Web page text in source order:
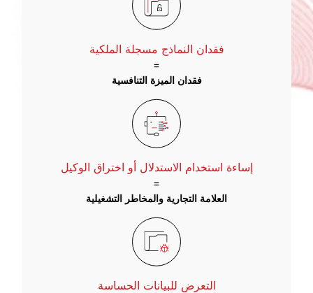
فقدان النماذج مسجلة الملكية
=
فقدان الميزة التنافسية
إساءة استخدام الاستدلال أو اختراق الوكيل
=
العلامة التجارية والمخاطر التشغيلية
التعرض للبيانات الحساسة